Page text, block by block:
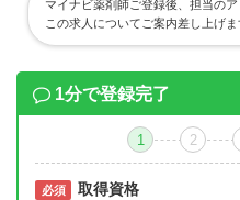
マイナビ薬剤師ご登録後、担当の
この求人についてご案内差し上げま
1分で登録完了
1 2
必須 取得資格